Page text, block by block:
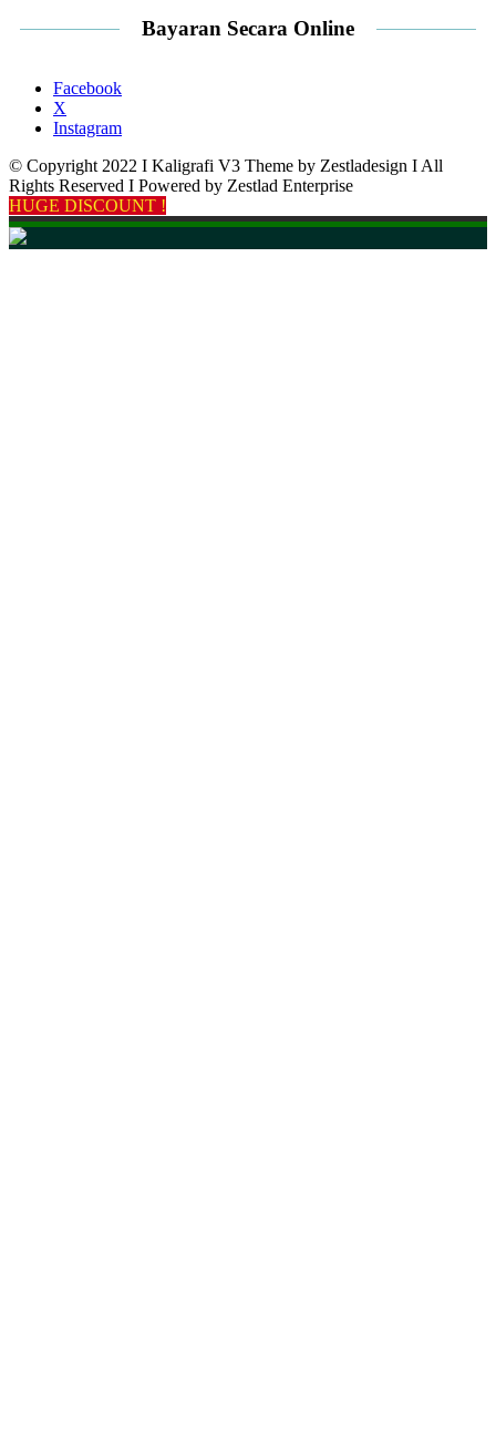
Bayaran Secara Online
Facebook
X
Instagram
© Copyright 2022 I Kaligrafi V3 Theme by Zestladesign I All
Rights Reserved I Powered by Zestlad Enterprise
HUGE DISCOUNT !